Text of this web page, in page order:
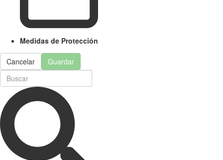
Medidas de Protección
Cancelar Guardar